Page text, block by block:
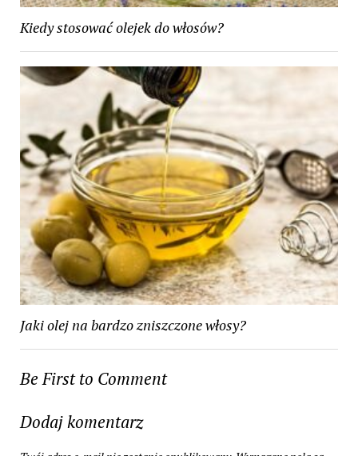
Kiedy stosować olejek do włosów?
Jaki olej na bardzo zniszczone włosy?
Be First to Comment
Dodaj komentarz